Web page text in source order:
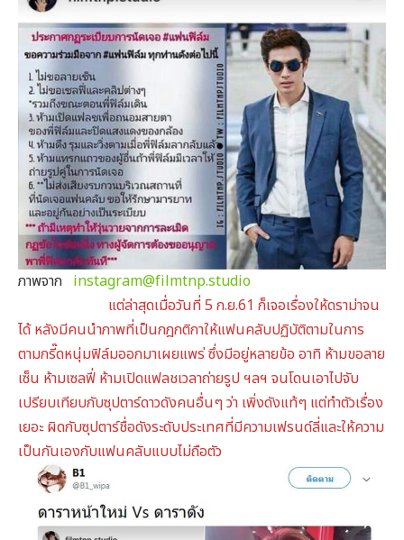
ภาพจาก instagram@filmtnp.studio
แต่ล่าสุดเมื่อวันที่ 5 ก.ย.61 ก็เจอเรื่องให้ดราม่าจน
ได้ หลังมีคนนำภาพที่เป็นกฎกติกาให้แฟนคลับปฏิบัติตามในการ
ตามกรี๊ดหนุ่มฟิล์มออกมาเผยแพร่ ซึ่งมีอยู่หลายข้อ อาทิ ห้ามขอลาย
เซ็น ห้ามเซลฟี่ ห้ามเปิดแฟลชเวลาถ่ายรูป ฯลฯ จนโดนเอาไปจับ
เปรียบเทียบกับซุปตาร์ดาวดังคนอื่นๆ ว่า เพิ่งดังแท้ๆ แต่ทำตัวเรื่อง
เยอะ ผิดกับซุปตาร์ชื่อดังระดับประเทศที่มีความเฟรนด์ลี่และให้ความ
เป็นกันเองกับแฟนคลับแบบไม่ถือตัว